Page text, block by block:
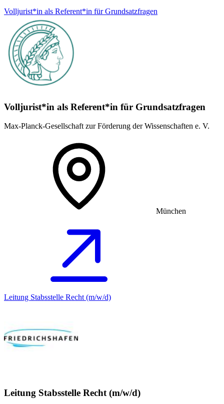
Volljurist*in als Referent*in für Grundsatz­fragen
Volljurist*in als Referent*in für Grundsatz­fragen
Max-Planck-Gesellschaft zur Förderung der Wissenschaften e. V.
München
Leitung Stabsstelle Recht (m/w/d)
Leitung Stabsstelle Recht (m/w/d)